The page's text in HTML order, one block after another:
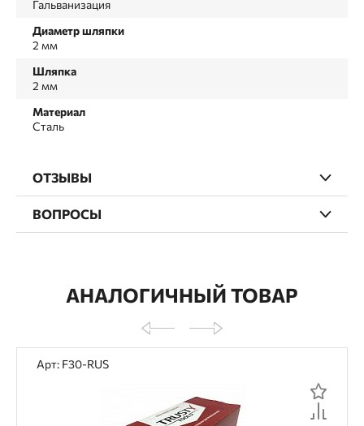
Гальванизация
Диаметр шляпки
2 мм
Шляпка
2 мм
Материал
Сталь
ОТЗЫВЫ
ВОПРОСЫ
АНАЛОГИЧНЫЙ ТОВАР
Арт: F30-RUS